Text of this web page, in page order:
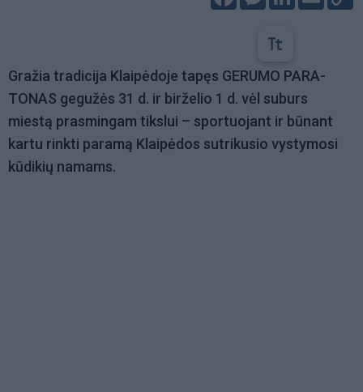
Gražia tradicija Klaipėdoje tapęs GERUMO PARA-
TONAS gegužės 31 d. ir birželio 1 d. vėl suburs
miestą prasmingam tikslui – sportuojant ir būnant
kartu rinkti paramą Klaipėdos sutrikusio vystymosi
kūdikių namams.